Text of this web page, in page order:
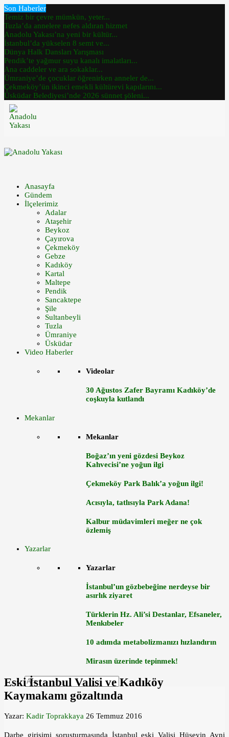
Son Haberler
Temiz bir çevre mümkün, yeter...
Tuzla’da annelere nefes aldıran hizmet
Anadolu Yakası’na yeni bir kültür...
İstanbul’da yükselen 8 semt ve...
Dünya Halk Dansları Yarışması
Pendik’te yağmur suyu kanalı imalatları...
Ana caddeler ve ara sokaklar...
Ümraniye’de çocuklar öğrenirken anneler de...
Çekmeköy’ün ikinci emekli kültürevi kapılarını...
Üsküdar Belediyesi’nde 2026 sünnet şöleni...
Anasayfa
Gündem
İlçelerimiz
Adalar
Ataşehir
Beykoz
Çayırova
Çekmeköy
Gebze
Kadıköy
Kartal
Maltepe
Pendik
Sancaktepe
Şile
Sultanbeyli
Tuzla
Ümraniye
Üsküdar
Video Haberler
Videolar
30 Ağustos Zafer Bayramı Kadıköy’de
coşkuyla kutlandı
Mekanlar
Mekanlar
Boğaz’ın yeni gözdesi Beykoz
Kahvecisi’ne yoğun ilgi
Çekmeköy Park Balık’a yoğun ilgi!
Acısıyla, tatlısıyla Park Adana!
Kalbur müdavimleri meğer ne çok
özlemiş
Yazarlar
Yazarlar
İstanbul’un gözbebeğine nerdeyse bir
asırlık ziyaret
Türklerin Hz. Ali’si Destanlar, Efsaneler,
Menkıbeler
10 adımda metabolizmanızı hızlandırın
Mirasın üzerinde tepinmek!
Eski İstanbul Valisi ve Kadıköy
Kaymakamı gözaltında
Yazar: Kadir Toprakkaya 26 Temmuz 2016
Darbe girişimi soruşturmasında İstanbul eski Valisi Hüseyin Avni